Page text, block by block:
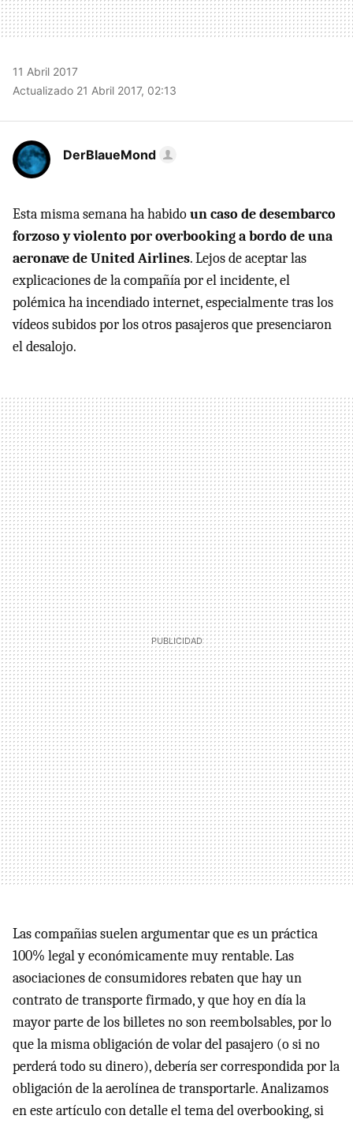
11 Abril 2017
Actualizado 21 Abril 2017, 02:13
DerBlaueMond
Esta misma semana ha habidoun caso de desembarco
forzoso y violento por overbooking a bordo de una
aeronave de United Airlines. Lejos de aceptar las
explicaciones de la compañía por el incidente, el
polémica ha incendiado internet, especialmente tras los
vídeos subidos por los otros pasajeros que presenciaron
el desalojo.
Las compañias suelen argumentar que es un práctica
100% legal y económicamente muy rentable. Las
asociaciones de consumidores rebaten que hay un
contrato de transporte firmado, y que hoy en día la
mayor parte de los billetes no son reembolsables, por lo
que la misma obligación de volar del pasajero (o si no
perderá todo su dinero), debería ser correspondida por la
obligación de la aerolínea de transportarle. Analizamos
en este artículo con detalle el tema del overbooking, si